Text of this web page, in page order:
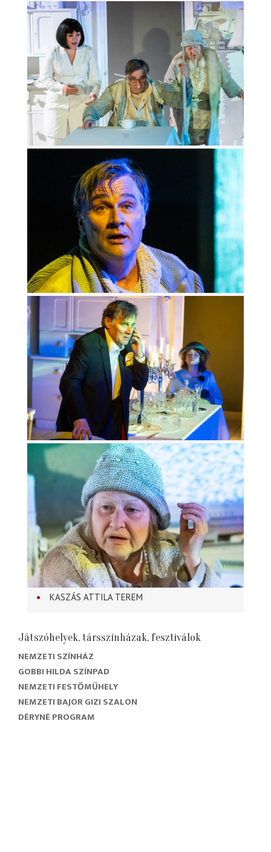
KASZÁS ATTILA TEREM
Játszóhelyek, társszínházak, fesztiválok
NEMZETI SZÍNHÁZ
GOBBI HILDA SZÍNPAD
NEMZETI FESTŐMŰHELY
NEMZETI BAJOR GIZI SZALON
DÉRYNÉ PROGRAM